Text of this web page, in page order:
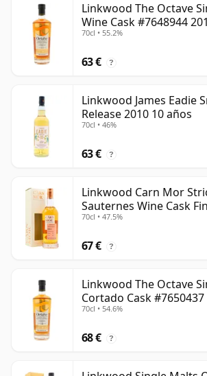
Linkwood The Octave
Wine Cask #7648944
70cl • 55.2%
63 € ?
Linkwood James Eadie
Release 2010 10 años
70cl • 46%
63 € ?
Linkwood Carn Mor
Sauternes Wine Cask
70cl • 47.5%
67 € ?
Linkwood The Octave
Cortado Cask
70cl • 54.6%
68 € ?